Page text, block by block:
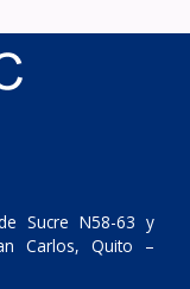
Sucre N58-63 y
Carlos, Quito –